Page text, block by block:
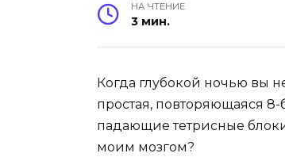
НА ЧТЕНИЕ
3 мин.
Когда глубокой ночью вы
простая, повторяющаяся
падающие тетрисные
моим мозгом?